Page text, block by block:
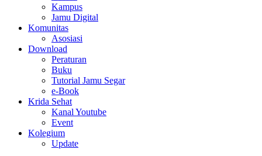
Kampus
Jamu Digital
Komunitas
Asosiasi
Download
Peraturan
Buku
Tutorial Jamu Segar
e-Book
Krida Sehat
Kanal Youtube
Event
Kolegium
Update